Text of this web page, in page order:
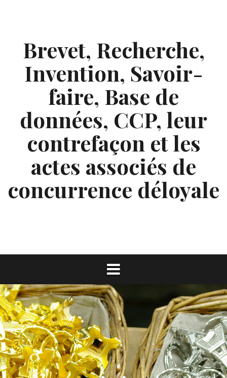
Brevet, Recherche,
Invention, Savoir-
faire, Base de
données, CCP, leur
contrefaçon et les
actes associés de
concurrence déloyale